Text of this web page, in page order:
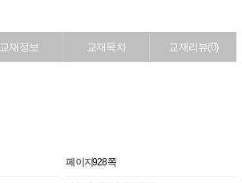
교재정보 교재목차 교재리뷰(0)
페이지928쪽